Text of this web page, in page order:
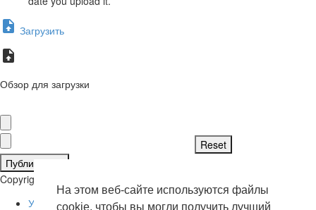
На этом веб-сайте используются файлы
cookie, чтобы вы могли получить лучший
Загрузить
Обзор для загрузки
Публиковать
Copyright © 2026 . Все права защищены.
Условия эксплуатации